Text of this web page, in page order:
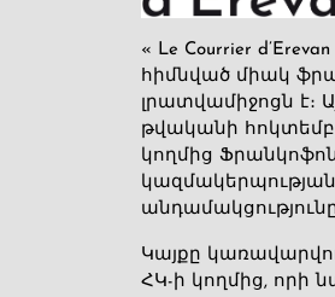
« Le Courrier
հիմնված միակ
լրատվամիջոցն է։
թվականի
կողմից
Կայքը
ՀԿ-ի կողմից, որի